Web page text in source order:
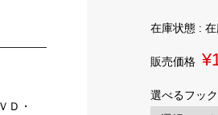
Ｄ・
在庫状態 : 在
販売価格
選べるフック